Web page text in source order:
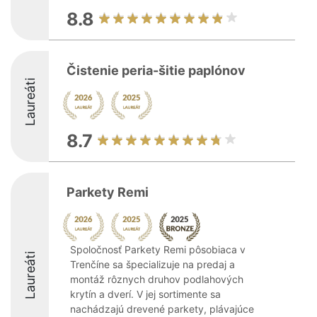
8.8
Laureáti
Čistenie peria-šitie paplónov
8.7
Laureáti
Parkety Remi
Spoločnosť Parkety Remi pôsobiaca v
Trenčíne sa špecializuje na predaj a
montáž rôznych druhov podlahových
krytín a dverí. V jej sortimente sa
nachádzajú drevené parkety, plávajúce